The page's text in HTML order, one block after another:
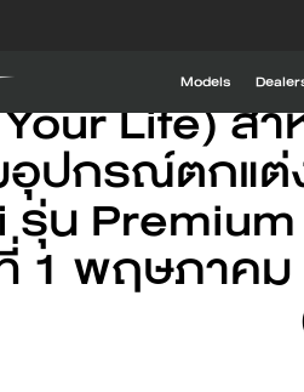
Models
SEAL 5 DM-i BYD
งื่อนไขแคม
Life) ส
กรณ์ตกแต่ง
รุ่น
1 พฤษภาค